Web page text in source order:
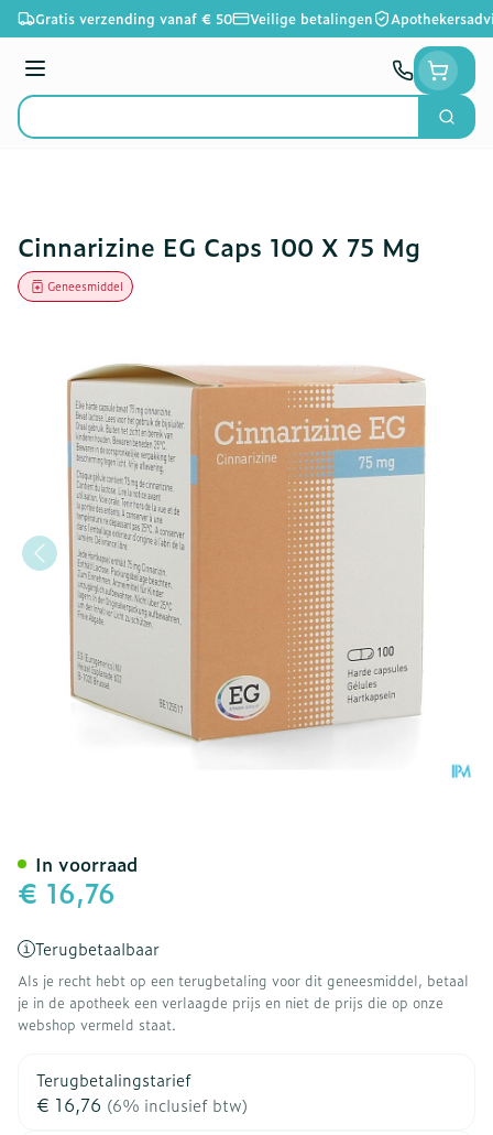
Ga naar de inhoud
Gratis verzending vanaf € 50 Veilige betalingen
Menu
Product, merk, categorie...
Zoek
Cinnarizine EG Caps 100 X 75 Mg
Geneesmiddel
€ 16,76
Terugbetaalbaar
Als je recht hebt op een terugbetaling voor dit geneesmiddel, betaal
je in de apotheek een verlaagde prijs en niet de prijs die op onze
webshop vermeld staat.
Terugbetalingstarief
€ 16,76 (6% inclusief btw)
In voorraad